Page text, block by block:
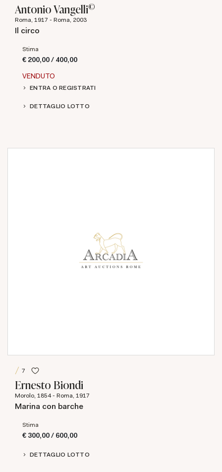
Antonio Vangelli©
Roma, 1917 - Roma, 2003
Il circo
Stima
€ 200,00 / 400,00
VENDUTO
ENTRA O REGISTRATI
DETTAGLIO LOTTO
7
Ernesto Biondi
Morolo, 1854 - Roma, 1917
Marina con barche
Stima
€ 300,00 / 600,00
DETTAGLIO LOTTO